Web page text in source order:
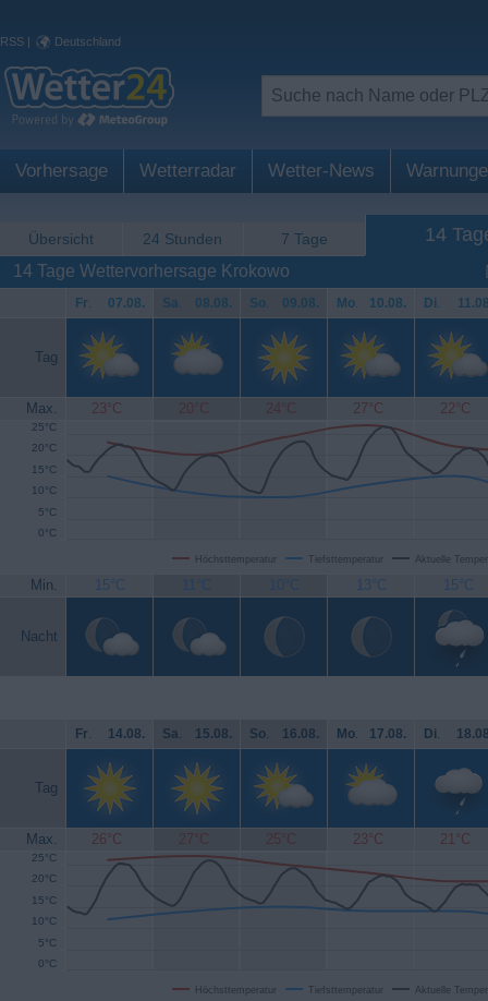
RSS | Deutschland
Vorhersage Wetterradar Wetter-News
Übersicht 24 Stunden 7 Tage 14
14 Tage Wettervorhersage Krokowo
Fr. 07.08. Sa. 08.08. So. 09.08. Mo. 10.08. Di.
Tag
Max. 23°C 20°C 24°C 27°C 22°C
Höchsttemperatur Tiefsttemperatur Aktuelle
0°C
5°C
10°C
15°C
20°C
25°C
Min. 15°C 11°C 10°C 13°C 15°C
Nacht
Fr. 14.08. Sa. 15.08. So. 16.08. Mo. 17.08. Di.
Tag
Max. 26°C 27°C 25°C 23°C 21°C
Höchsttemperatur Tiefsttemperatur Aktuelle
0°C
5°C
10°C
15°C
20°C
25°C